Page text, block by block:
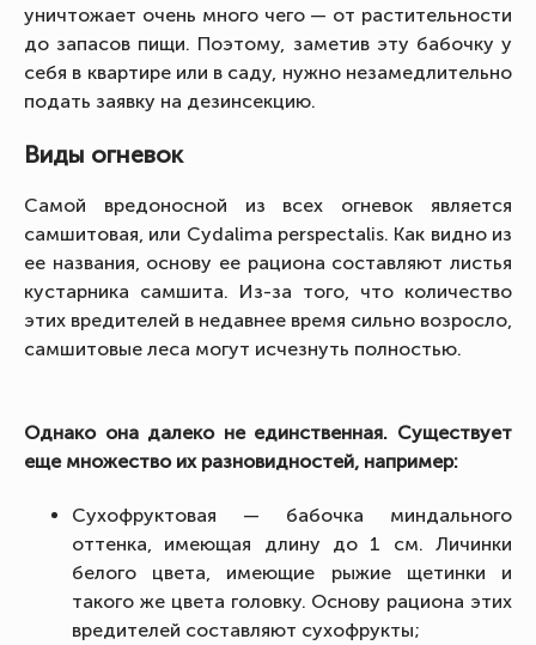
уничтожает очень много чего — от растительности
до запасов пищи. Поэтому, заметив эту бабочку у
себя в квартире или в саду, нужно незамедлительно
подать заявку на дезинсекцию.
Виды огневок
Самой вредоносной из всех огневок является
самшитовая, или Cydalima perspectalis. Как видно из
ее названия, основу ее рациона составляют листья
кустарника самшита. Из-за того, что количество
этих вредителей в недавнее время сильно возросло,
самшитовые леса могут исчезнуть полностью.
Однако она далеко не единственная. Существует
еще множество их разновидностей, например:
Сухофруктовая — бабочка миндального
оттенка, имеющая длину до 1 см. Личинки
белого цвета, имеющие рыжие щетинки и
такого же цвета головку. Основу рациона этих
вредителей составляют сухофрукты;